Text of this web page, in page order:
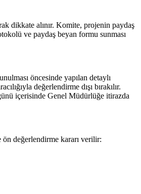
dikkate alınır. Komite, projenin paydaş
ve paydaş beyan formu sunması
öncesinde yapılan detaylı
değerlendirme dışı bırakılır.
içerisinde Genel Müdürlüğe itirazda
değerlendirme kararı verilir: